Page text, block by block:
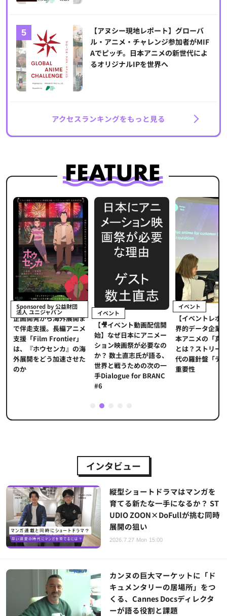
【アヌシー現地レポート】グローバ
ル・アニメ・チャレンジ参加者がMIF
Aでピッチ。日本アニメの新世代によ
るオリジナルIPを世界へ
アクセスランキングをもっと見る
Sponsored by 公益財団
法人 ユニジャパン
企画開発から海外展開ま
で伴走支援。長編アニメ
支援「Film Frontier」
は、『ホウセンカ』の海
外展開をどう加速させた
のか
イベント
【🎥イベント動画配信開
始】なぜ日本にアニメー
ション映画祭が必要なの
か？ 数土直志氏が語る、
世界と戦うための次の一
手Dialogue for BRANC
#6
イベント
【イベントレポ
界的データ企業
本アニメの「真
とは？ストリー
代の羅針盤「デ
重要性
2
インタビュー
縦型ショートドラマはマンガを
育てる新たな一手になるか？ ST
UDIO ZOON×DoFullが挑む同時
展開の狙い
2026.7.27 Mon 15:00
カンヌの巨大マーケットに「ド
キュメンタリーの居場所」をつ
くる、Cannes Docsディレクタ
ーが語る役割と課題